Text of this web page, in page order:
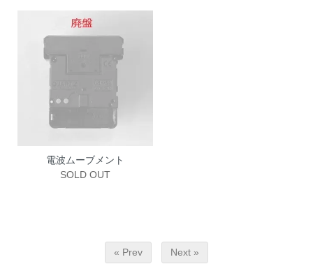
電波ムーブメント
SOLD OUT
« Prev Next »